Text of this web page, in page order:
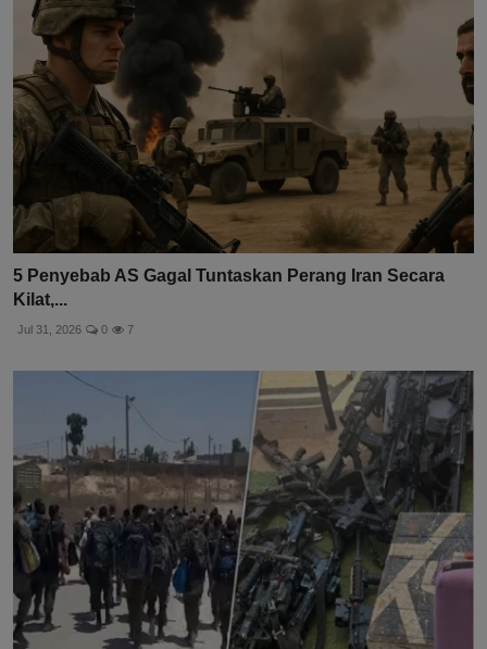
5 Penyebab AS Gagal Tuntaskan Perang Iran Secara
Kilat,...
Jul 31, 2026 0 7